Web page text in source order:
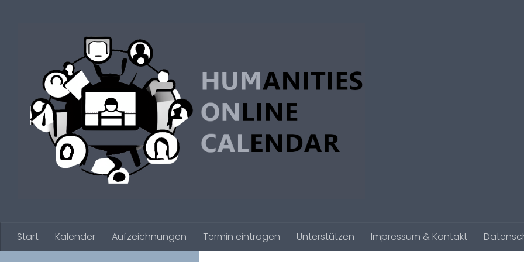
Start Kalender Aufzeichnungen Termin eintragen Unterstützen Impressum & Kontakt